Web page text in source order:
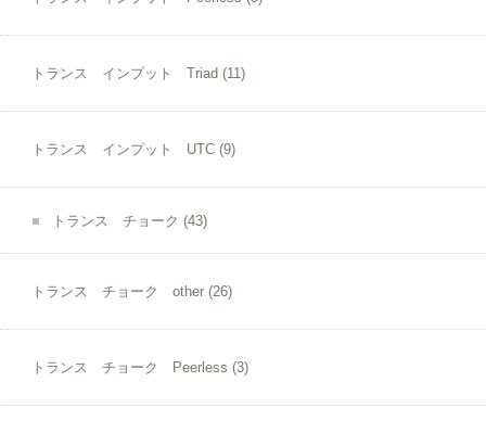
トランス インプット Triad (11)
トランス インプット UTC (9)
トランス チョーク (43)
トランス チョーク other (26)
トランス チョーク Peerless (3)